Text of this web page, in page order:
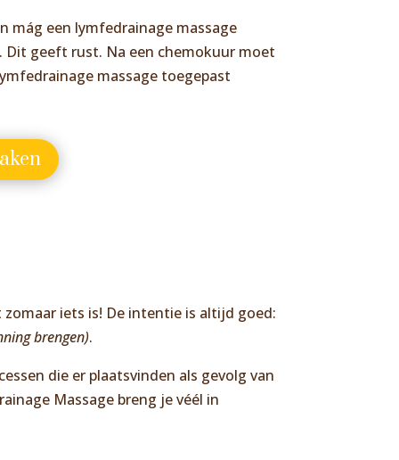
mág een lymfedrainage massage
geeft rust. Na een chemokuur moet
massage toegepast
iets is! De intentie is altijd goed:
brengen).
die er plaatsvinden als gevolg van
Massage breng je véél in